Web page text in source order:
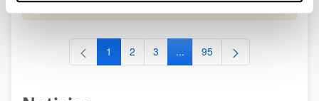
al 30/07/2026 (ambos incluídos)
Página
1 Página
2 Página
3 ...Páginas intermedias Use TAB
Página
95